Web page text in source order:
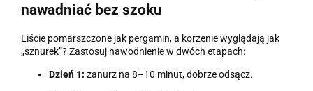
nawadniać bez szoku
Liście pomarszczone jak pergamin, a korzenie wyglądają jak
„sznurek”? Zastosuj nawodnienie w dwóch etapach:
Dzień 1: zanurz na 8–10 minut, dobrze odsącz.